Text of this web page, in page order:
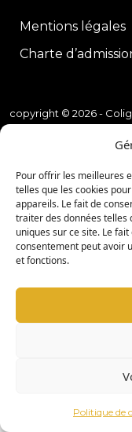
Pour offrir les meilleures
telles que les cookies
appareils. Le fait de
traiter des données telles
uniques sur ce site. Le
consentement peut avoir
et fonctions.
Politique de
Mentions légales
Charte
copyright © 2026 -